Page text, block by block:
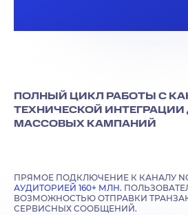
ПОЛНЫЙ ЦИКЛ РАБОТЫ С
ТЕХНИЧЕСКОЙ
МАССОВЫХ КАМПАНИЙ
ПРЯМОЕ ПОДКЛЮЧЕНИЕ К КАНАЛУ
АУДИТОРИЕЙ 160+ МЛН.
ВОЗМОЖНОСТЬЮ ОТПРАВКИ
СЕРВИСНЫХ СООБЩЕНИЙ.